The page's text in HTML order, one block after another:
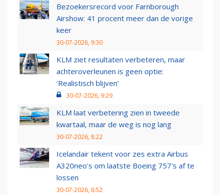
Bezoekersrecord voor Farnborough
Airshow: 41 procent meer dan de vorige
keer
30-07-2026, 9:30
KLM ziet resultaten verbeteren, maar
achteroverleunen is geen optie:
‘Realistisch blijven’
30-07-2026, 9:29
KLM laat verbetering zien in tweede
kwartaal, maar de weg is nog lang
30-07-2026, 8:22
Icelandair tekent voor zes extra Airbus
A320neo's om laatste Boeing 757's af te
lossen
30-07-2026, 6:52